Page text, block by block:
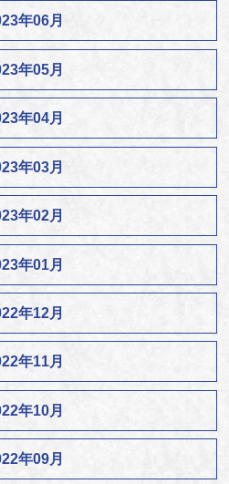
年06月
年05月
年04月
年03月
年02月
年01月
年12月
年11月
年10月
年09月